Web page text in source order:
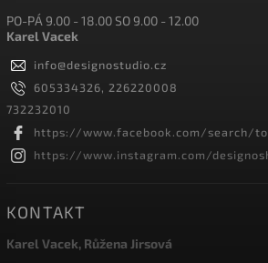
PO-PÁ 9.00 - 18.00 SO 9.00 - 12.00
Karel Vacek
info@designostudio.cz
605334326, 226220008
732232010
https://www.facebook.com/search/
https://www.instagram.com/
KONTAKT
Karel Vacek, Růžena Jirsová